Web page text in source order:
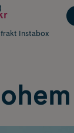
Instabox